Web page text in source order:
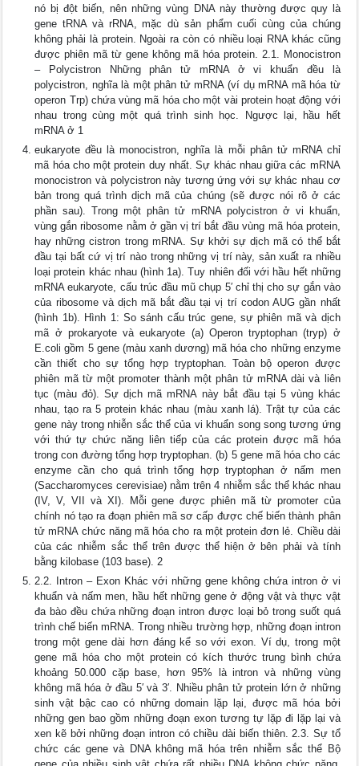
nó bị đột biến, nên những vùng DNA này thường được quy là
gene tRNA và rRNA, mặc dù sản phẩm cuối cùng của chúng
không phải là protein. Ngoài ra còn có nhiều loại RNA khác cũng
được phiên mã từ gene không mã hóa protein. 2.1. Monocistron
– Polycistron Những phân tử mRNA ở vi khuẩn đều là
polycistron, nghĩa là một phân tử mRNA (ví dụ mRNA mã hóa từ
operon Trp) chứa vùng mã hóa cho một vài protein hoạt động với
nhau trong cùng một quá trình sinh học. Ngược lại, hầu hết
mRNA ở 1
eukaryote đều là monocistron, nghĩa là mỗi phân tử mRNA chỉ
mã hóa cho một protein duy nhất. Sự khác nhau giữa các mRNA
monocistron và polycistron này tương ứng với sự khác nhau cơ
bản trong quá trình dịch mã của chúng (sẽ được nói rõ ở các
phần sau). Trong một phân tử mRNA polycistron ở vi khuẩn,
vùng gắn ribosome nằm ở gần vị trí bắt đầu vùng mã hóa protein,
hay những cistron trong mRNA. Sự khởi sự dịch mã có thể bắt
đầu tại bất cứ vị trí nào trong những vị trí này, sản xuất ra nhiều
loại protein khác nhau (hình 1a). Tuy nhiên đối với hầu hết những
mRNA eukaryote, cấu trúc đầu mũ chụp 5′ chỉ thị cho sự gắn vào
của ribosome và dịch mã bắt đầu tại vị trí codon AUG gần nhất
(hình 1b). Hình 1: So sánh cấu trúc gene, sự phiên mã và dịch
mã ở prokaryote và eukaryote (a) Operon tryptophan (tryp) ở
E.coli gồm 5 gene (màu xanh dương) mã hóa cho những enzyme
cần thiết cho sự tổng hợp tryptophan. Toàn bộ operon được
phiên mã từ một promoter thành một phân tử mRNA dài và liên
tục (màu đỏ). Sự dịch mã mRNA này bắt đầu tại 5 vùng khác
nhau, tạo ra 5 protein khác nhau (màu xanh lá). Trật tự của các
gene này trong nhiễn sắc thể của vi khuẩn song song tương ứng
với thứ tự chức năng liên tiếp của các protein được mã hóa
trong con đường tổng hợp tryptophan. (b) 5 gene mã hóa cho các
enzyme cần cho quá trình tổng hợp tryptophan ở nấm men
(Saccharomyces cerevisiae) nằm trên 4 nhiễm sắc thể khác nhau
(IV, V, VII và XI). Mỗi gene được phiên mã từ promoter của
chính nó tạo ra đoạn phiên mã sơ cấp được chế biến thành phân
tử mRNA chức năng mã hóa cho ra một protein đơn lẻ. Chiều dài
của các nhiễm sắc thể trên được thể hiện ở bên phải và tính
bằng kilobase (103 base). 2
2.2. Intron – Exon Khác với những gene không chứa intron ở vi
khuẩn và nấm men, hầu hết những gene ở động vật và thực vật
đa bào đều chứa những đoạn intron được loại bỏ trong suốt quá
trình chế biến mRNA. Trong nhiều trường hợp, những đoạn intron
trong một gene dài hơn đáng kể so với exon. Ví dụ, trong một
gene mã hóa cho một protein có kích thước trung bình chứa
khoảng 50.000 cặp base, hơn 95% là intron và những vùng
không mã hóa ở đầu 5′ và 3′. Nhiều phân tử protein lớn ở những
sinh vật bậc cao có những domain lặp lại, được mã hóa bởi
những gen bao gồm những đoạn exon tương tự lặp đi lặp lại và
xen kẽ bởi những đoạn intron có chiều dài biến thiên. 2.3. Sự tổ
chức các gene và DNA không mã hóa trên nhiễm sắc thể Bộ